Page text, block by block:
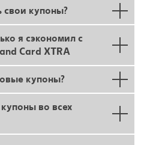
свои купоны?
я сэкономил с
Card XTRA
купоны?
во всех